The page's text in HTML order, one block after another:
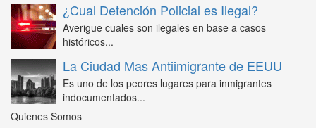
¿Cual Detención Policial es Ilegal?
Averigue cuales son ilegales en base a casos
históricos...
La Ciudad Mas Antiimigrante de EEUU
Es uno de los peores lugares para inmigrantes
indocumentados...
Quienes Somos